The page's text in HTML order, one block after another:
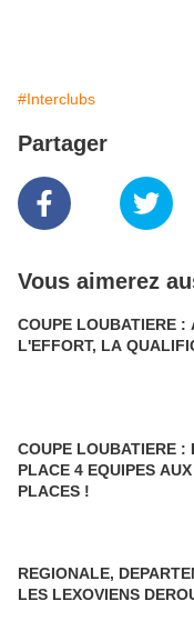
#Interclubs
Partager
Vous aimerez
COUPE LOUBATIERE :
L'EFFORT, LA
COUPE LOUBATIERE :
PLACE 4 EQUIPES
PLACES !
REGIONALE,
LES LEXOVIENS